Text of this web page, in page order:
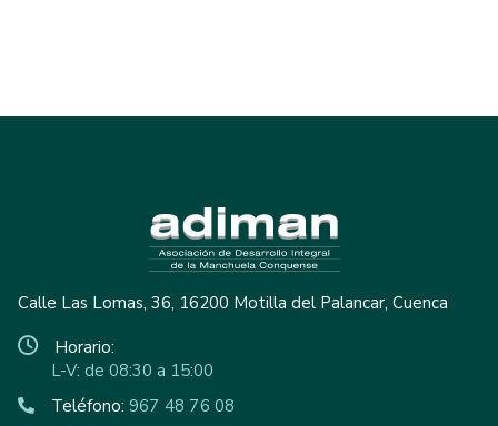
Calle Las Lomas, 36, 16200 Motilla del Palancar, Cuenca
Horario:
L-V: de 08:30 a 15:00
Teléfono: 967 48 76 08